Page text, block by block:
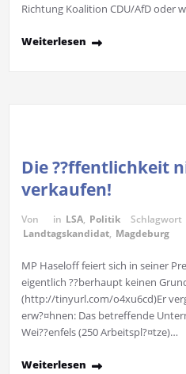
Richtung Koalition CDU/AfD oder
Weiterlesen
Die ??ffentlichkeit
verkaufen!
Von in LSA, Politik Schlagwort
Landtagskandidat, Magdeburg
MP Haseloff feiert sich in seiner
eigentlich ??berhaupt keinen
(http://tinyurl.com/o4xu6cd)Er
erw?¤hnen: Das betreffende
Wei??enfels (250 Arbeitspl?¤tze)…
Weiterlesen